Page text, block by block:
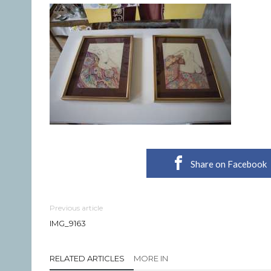
Share on Facebook
Previous article
IMG_9163
RELATED ARTICLES MORE IN